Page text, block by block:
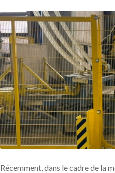
Récemment, dans le cadre de la